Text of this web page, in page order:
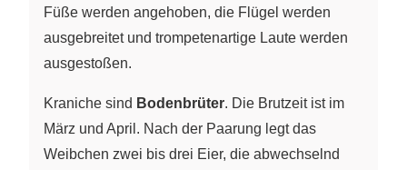
Füße werden angehoben, die Flügel werden
ausgebreitet und trompetenartige Laute werden
ausgestoßen.
Kraniche sind Bodenbrüter. Die Brutzeit ist im
März und April. Nach der Paarung legt das
Weibchen zwei bis drei Eier, die abwechselnd